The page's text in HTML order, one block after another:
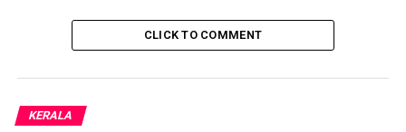
CLICK TO COMMENT
KERALA